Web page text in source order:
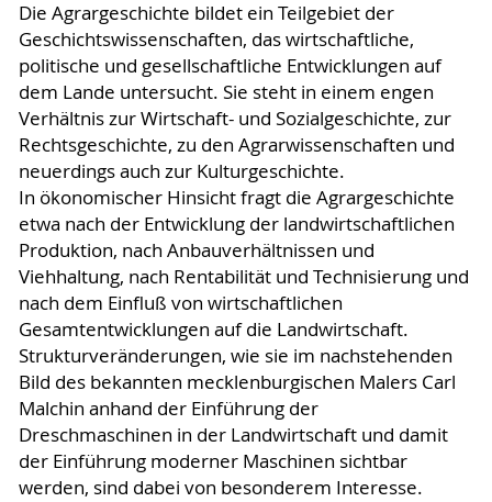
Die Agrargeschichte bildet ein Teilgebiet der
Geschichtswissenschaften, das wirtschaftliche,
politische und gesellschaftliche Entwicklungen auf
dem Lande untersucht. Sie steht in einem engen
Verhältnis zur Wirtschaft- und Sozialgeschichte, zur
Rechtsgeschichte, zu den Agrarwissenschaften und
neuerdings auch zur Kulturgeschichte.
In ökonomischer Hinsicht fragt die Agrargeschichte
etwa nach der Entwicklung der landwirtschaftlichen
Produktion, nach Anbauverhältnissen und
Viehhaltung, nach Rentabilität und Technisierung und
nach dem Einfluß von wirtschaftlichen
Gesamtentwicklungen auf die Landwirtschaft.
Strukturveränderungen, wie sie im nachstehenden
Bild des bekannten mecklenburgischen Malers Carl
Malchin anhand der Einführung der
Dreschmaschinen in der Landwirtschaft und damit
der Einführung moderner Maschinen sichtbar
werden, sind dabei von besonderem Interesse.